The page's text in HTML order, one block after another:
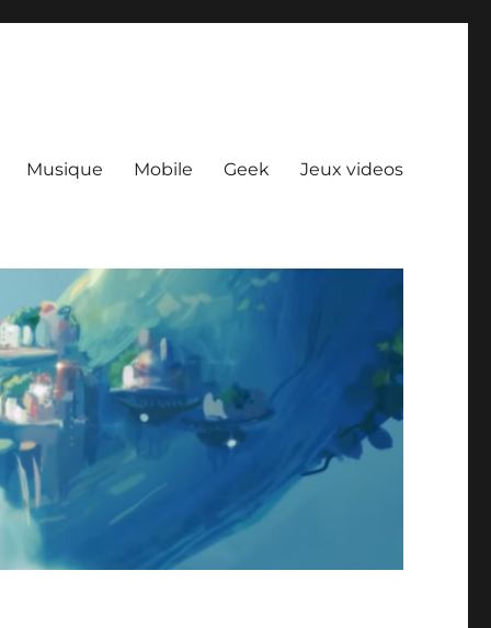
Musique Mobile Geek Jeux videos